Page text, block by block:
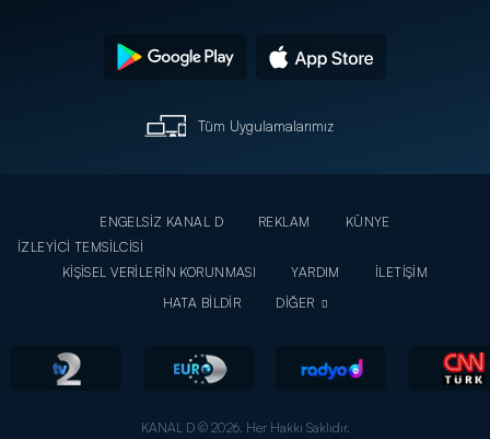
Tüm Uygulamalarımız
ENGELSİZ KANAL D REKLAM
KÜNYE
İZLEYİCİ TEMSİLCİSİ
KİŞİSEL VERİLERİN KORUNMASI
YARDIM
İLETİŞİM
HATA BİLDİR
DİĞER
KANAL D © 2026. Her Hakkı Saklıdır.